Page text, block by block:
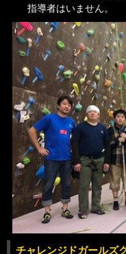
指導者はいません。
チャレンジドガールズ